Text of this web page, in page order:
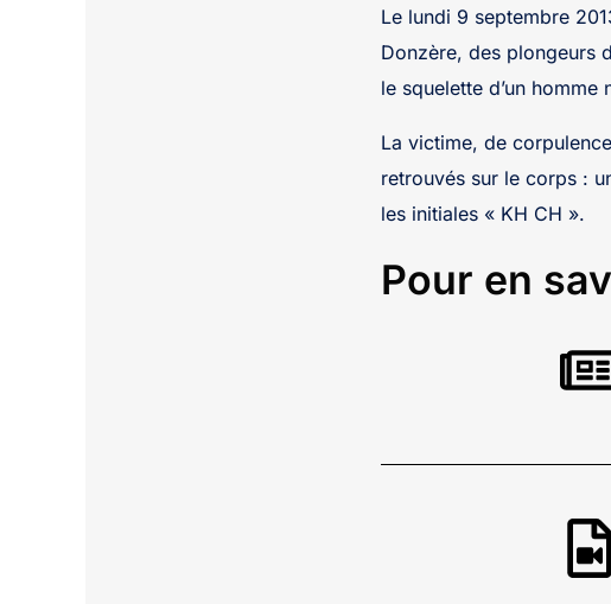
Le lundi 9 septembre
Donzère, des plongeurs
le squelette d’un
La victime, de
retrouvés sur le corps :
les initiales « KH CH ».
Pour en